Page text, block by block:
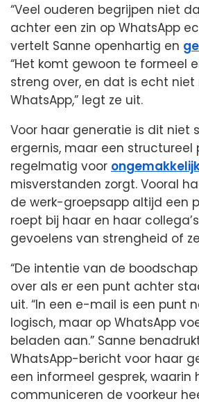
“Veel ouderen begrijpen niet
achter een zin op WhatsApp
vertelt Sanne openhartig en
“Het komt gewoon te formeel
streng over, en dat is echt
WhatsApp,” legt ze uit.
Voor haar generatie is dit niet
ergernis, maar een structureel
regelmatig voor
misverstanden zorgt. Vooral
de werk-groepsapp altijd een
roept bij haar en haar
gevoelens van strengheid of
“De intentie van de
over als er een punt achter
uit. “In een e-mail is een punt
logisch, maar op WhatsApp
beladen aan.” Sanne
WhatsApp-bericht voor haar
een informeel gesprek, waarin
communiceren de voorkeur